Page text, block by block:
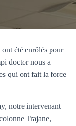
été enrôlés pour
doctor nous a
qui ont fait la force
notre intervenant
Trajane,